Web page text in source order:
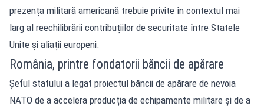
prezența militară americană trebuie privite în contextul mai
larg al reechilibrării contribuțiilor de securitate între Statele
Unite și aliații europeni.
România, printre fondatorii băncii de apărare
Șeful statului a legat proiectul băncii de apărare de nevoia
NATO de a accelera producția de echipamente militare și de a